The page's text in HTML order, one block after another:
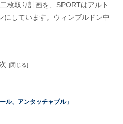
枚取り計画を、SPORTはアルト
にしています。ウィンブルドン中
ル、アンタッチャブル」